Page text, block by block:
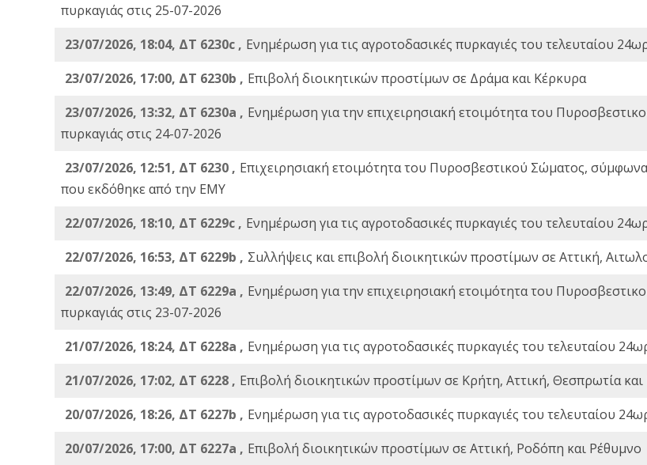
πυρκαγιάς στις 25-07-2026
23/07/2026, 18:04, ΔΤ 6230c , Ενημέρωση για τις αγροτοδασικές πυρκαγιές του τελευταίου
23/07/2026, 17:00, ΔΤ 6230b , Επιβολή διοικητικών προστίμων σε Δράμα και Κέρκυρα
23/07/2026, 13:32, ΔΤ 6230a , Ενημέρωση για την επιχειρησιακή ετοιμότητα του
πυρκαγιάς στις 24-07-2026
23/07/2026, 12:51, ΔΤ 6230 , Επιχειρησιακή ετοιμότητα του Πυροσβεστικού Σώματος,
που εκδόθηκε από την ΕΜΥ
22/07/2026, 18:10, ΔΤ 6229c , Ενημέρωση για τις αγροτοδασικές πυρκαγιές του τελευταίου
22/07/2026, 16:53, ΔΤ 6229b , Σuλλήψεις και επιβολή διοικητικών προστίμων σε Αττική,
22/07/2026, 13:49, ΔΤ 6229a , Ενημέρωση για την επιχειρησιακή ετοιμότητα του
πυρκαγιάς στις 23-07-2026
21/07/2026, 18:24, ΔΤ 6228a , Ενημέρωση για τις αγροτοδασικές πυρκαγιές του τελευταίου
21/07/2026, 17:02, ΔΤ 6228 , Επιβολή διοικητικών προστίμων σε Κρήτη, Αττική, Θεσπρωτία
20/07/2026, 18:26, ΔΤ 6227b , Ενημέρωση για τις αγροτοδασικές πυρκαγιές του τελευταίου
20/07/2026, 17:00, ΔΤ 6227a , Επιβολή διοικητικών προστίμων σε Αττική, Ροδόπη και Ρέθυμνο